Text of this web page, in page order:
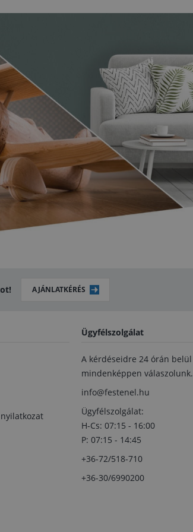
AJÁNLATKÉRÉS
Ügyfélszolgálat
A kérdéseidre 24 órán belül
mindenképpen válaszolunk.
info@festenel.hu
Ügyfélszolgálat:
H-Cs: 07:15 - 16:00
P: 07:15 - 14:45
+36-72/518-710
+36-30/6990200